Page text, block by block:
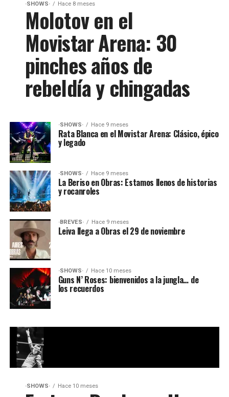
·SHOWS· Hace 8 meses
Molotov en el
Movistar Arena: 30
pinches años de
rebeldía y chingadas
·SHOWS· Hace 9 meses
Rata Blanca en el Movistar Arena: Clásico, épico
y legado
·SHOWS· Hace 9 meses
La Beriso en Obras: Estamos llenos de historias
y rocanroles
·BREVES· Hace 9 meses
Leiva llega a Obras el 29 de noviembre
·SHOWS· Hace 10 meses
Guns N’ Roses: bienvenidos a la jungla… de
los recuerdos
·SHOWS· Hace 10 meses